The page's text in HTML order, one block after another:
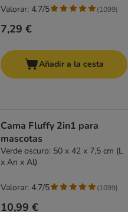
7,29 €
Valorar: 4.7/5 (1099)
Añadir a la cesta
Cama Fluffy 2in1 para
mascotas
Verde oscuro: 50 x 42 x 7,5 cm (L
x An x Al)
10,99 €
Valorar: 4.7/5 (1099)